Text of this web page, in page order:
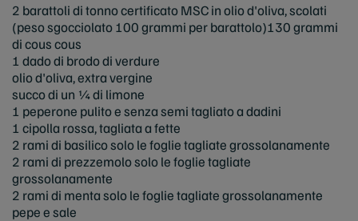
2 barattoli di tonno certificato MSC in olio d'oliva, scolati
(peso sgocciolato 100 grammi per barattolo)130 grammi
di cous cous
1 dado di brodo di verdure
olio d'oliva, extra vergine
succo di un ¼ di limone
1 peperone pulito e senza semi tagliato a dadini
1 cipolla rossa, tagliata a fette
2 rami di basilico solo le foglie tagliate grossolanamente
2 rami di prezzemolo solo le foglie tagliate
grossolanamente
2 rami di menta solo le foglie tagliate grossolanamente
pepe e sale